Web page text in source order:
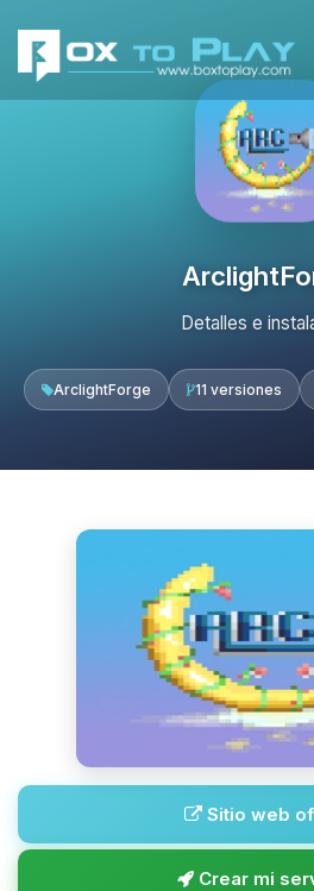
Detalles e
ArclightForge 11 versiones
Sitio web
Crear mi